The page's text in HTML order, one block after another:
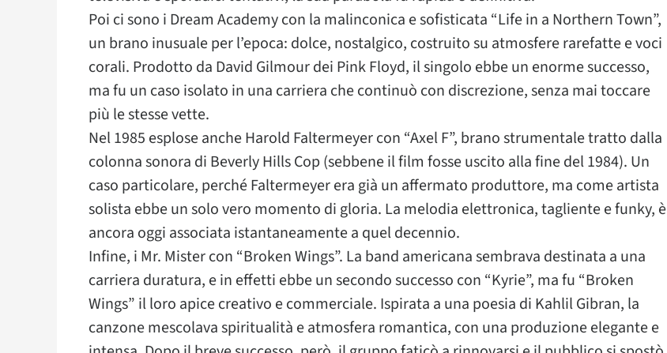
Poi ci sono i Dream Academy con la malinconica e sofisticata “Life in a Northern Town”,
un brano inusuale per l’epoca: dolce, nostalgico, costruito su atmosfere rarefatte e voci
corali. Prodotto da David Gilmour dei Pink Floyd, il singolo ebbe un enorme successo,
ma fu un caso isolato in una carriera che continuò con discrezione, senza mai toccare
più le stesse vette.
Nel 1985 esplose anche Harold Faltermeyer con “Axel F”, brano strumentale tratto dalla
colonna sonora di Beverly Hills Cop (sebbene il film fosse uscito alla fine del 1984). Un
caso particolare, perché Faltermeyer era già un affermato produttore, ma come artista
solista ebbe un solo vero momento di gloria. La melodia elettronica, tagliente e funky, è
ancora oggi associata istantaneamente a quel decennio.
Infine, i Mr. Mister con “Broken Wings”. La band americana sembrava destinata a una
carriera duratura, e in effetti ebbe un secondo successo con “Kyrie”, ma fu “Broken
Wings” il loro apice creativo e commerciale. Ispirata a una poesia di Kahlil Gibran, la
canzone mescolava spiritualità e atmosfera romantica, con una produzione elegante e